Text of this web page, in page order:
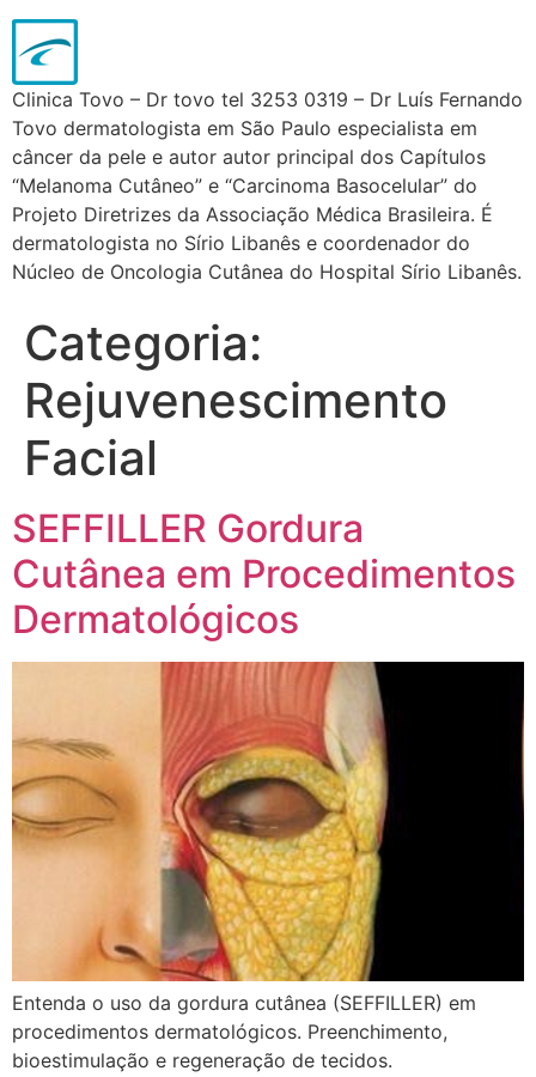
Clinica Tovo – Dr tovo tel 3253 0319 – Dr Luís Fernando
Tovo dermatologista em São Paulo especialista em
câncer da pele e autor autor principal dos Capítulos
“Melanoma Cutâneo” e “Carcinoma Basocelular” do
Projeto Diretrizes da Associação Médica Brasileira. É
dermatologista no Sírio Libanês e coordenador do
Núcleo de Oncologia Cutânea do Hospital Sírio Libanês.
Categoria:
Rejuvenescimento
Facial
SEFFILLER Gordura
Cutânea em Procedimentos
Dermatológicos
Entenda o uso da gordura cutânea (SEFFILLER) em
procedimentos dermatológicos. Preenchimento,
bioestimulação e regeneração de tecidos.